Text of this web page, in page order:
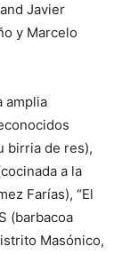
Javier
y Marcelo
amplia
birria de res),
a la
Farías), “El
(barbacoa
Masónico,